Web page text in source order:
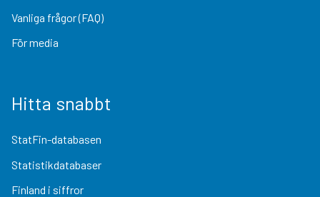
Vanliga frågor (FAQ)
För media
Hitta snabbt
StatFin-databasen
Statistikdatabaser
Finland i siffror